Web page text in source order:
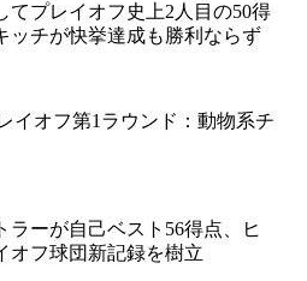
てプレイオフ史上2人目の50得
ッチが快挙達成も勝利ならず
イオフ第1ラウンド：動物系チ
ラーが自己ベスト56得点、ヒ
オフ球団新記録を樹立